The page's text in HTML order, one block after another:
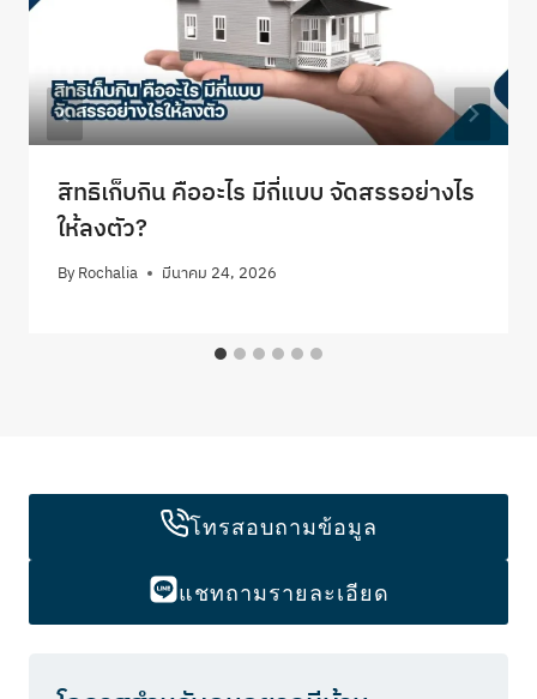
สิทธิเก็บกิน คืออะไร มีกี่แบบ จัดสรรอย่างไร
ให้ลงตัว?
By Rochalia มีนาคม 24, 2026
โทรสอบถามข้อมูล
แชทถามรายละเอียด